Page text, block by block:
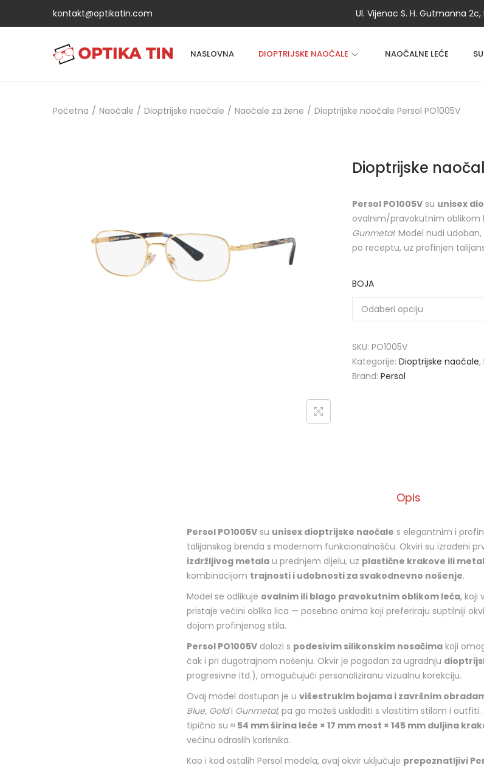
kontakt@optikatin.com Ul. Vijenac S. H. Gutmanna 2c,
NASLOVNA DIOPTRIJSKE NAOČALE NAOČALNE LEĆE
Početna / Naočale / Dioptrijske naočale / Naočale za žene / Dioptrijske naočale Persol PO1005V
Dioptrijske
Persol PO1005V su unisex
ovalnim/pravokutnim oblikom
Gunmetal. Model nudi
po receptu, uz profinjen
BOJA
SKU:PO1005V
Kategorije:Dioptrijske naočale,
Brand:Persol
Opis
Persol PO1005V su unisex dioptrijske naočale s elegantnim i
talijanskog brenda s modernom funkcionalnošću. Okviri su izrađeni
izdržljivog metala u prednjem dijelu, uz plastične krakove ili
kombinacijom trajnosti i udobnosti za svakodnevno nošenje.
Model se odlikuje ovalnim ili blago pravokutnim oblikom leća, koji
pristaje većini oblika lica — posebno onima koji preferiraju suptilniji
dojam profinjenog stila.
Persol PO1005V dolazi s podesivim silikonskim nosačima koji
čak i pri dugotrajnom nošenju. Okvir je pogodan za ugradnju
progresivne itd.), omogućujući personaliziranu vizualnu korekciju.
Ovaj model dostupan je u višestrukim bojama i završnim
Blue, Goldi Gunmetal, pa ga možeš uskladiti s vlastitim stilom i
tipično su ≈ 54 mm širina leće × 17 mm most × 145 mm duljina
većinu odraslih korisnika.
Kao i kod ostalih Persol modela, ovaj okvir uključuje prepoznatljivi